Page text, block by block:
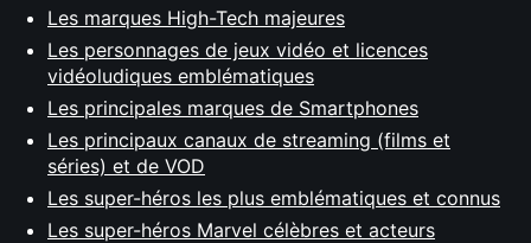
Les marques High-Tech majeures
Les personnages de jeux vidéo et licences
vidéoludiques emblématiques
Les principales marques de Smartphones
Les principaux canaux de streaming (films et
séries) et de VOD
Les super-héros les plus emblématiques et connus
Les super-héros Marvel célèbres et acteurs